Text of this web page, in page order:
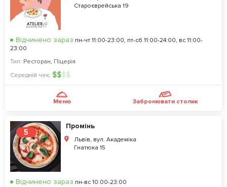
Староєврейська 19
Відчинено зараз пн-чт 11:00-23:00, пт-сб 11:00-24:00, вс 11:00-
23:00
Тип: Ресторан, Піцерія
Середній чек: $$$$
Меню Забронювати столик
5
Промінь
Львів, вул. Академіка
Гнатюка 15
Відчинено зараз пн-вс 10:00-23:00